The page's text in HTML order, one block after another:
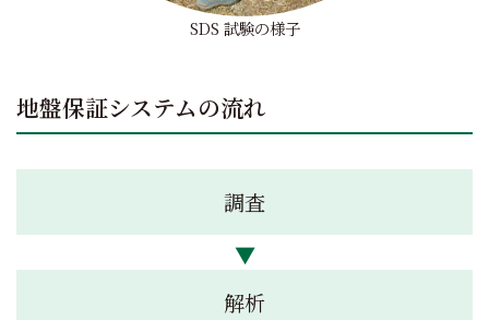
SDS 試験の様子
地盤保証システムの流れ
調査
解析